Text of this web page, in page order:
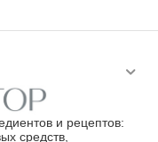
и рецептов:
средств,